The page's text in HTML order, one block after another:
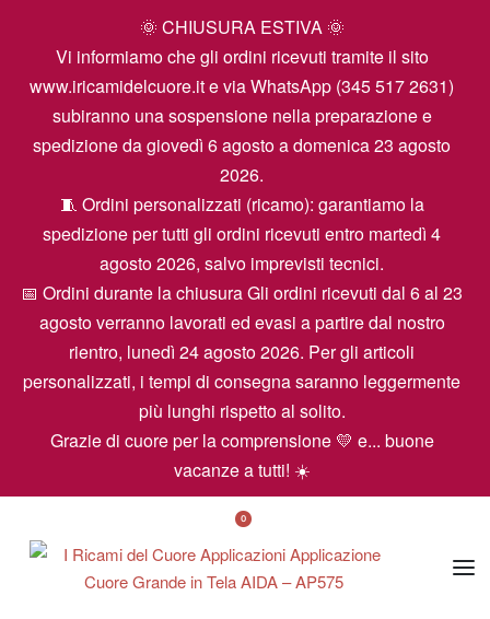
🌞 CHIUSURA ESTIVA 🌞
Vi informiamo che gli ordini ricevuti tramite il sito
www.iricamidelcuore.it e via WhatsApp (345 517 2631)
subiranno una sospensione nella preparazione e
spedizione da giovedì 6 agosto a domenica 23 agosto
2026.
🧵 Ordini personalizzati (ricamo): garantiamo la
spedizione per tutti gli ordini ricevuti entro martedì 4
agosto 2026, salvo imprevisti tecnici.
📅 Ordini durante la chiusura Gli ordini ricevuti dal 6 al 23
agosto verranno lavorati ed evasi a partire dal nostro
rientro, lunedì 24 agosto 2026. Per gli articoli
personalizzati, i tempi di consegna saranno leggermente
più lunghi rispetto al solito.
Grazie di cuore per la comprensione 💛 e... buone
vacanze a tutti! ☀️
0